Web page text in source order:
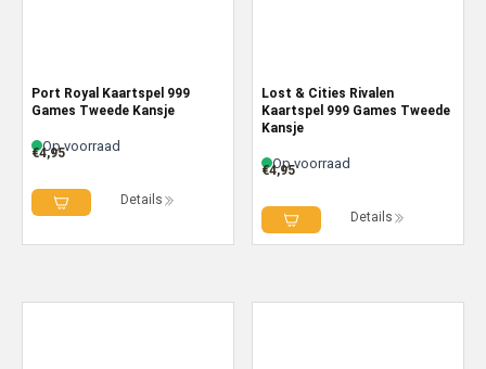
Port Royal Kaartspel 999
Games Tweede Kansje
Op voorraad
€4,95
Details
Lost & Cities Rivalen
Kaartspel 999 Games Tweede
Kansje
Op voorraad
€4,95
Details